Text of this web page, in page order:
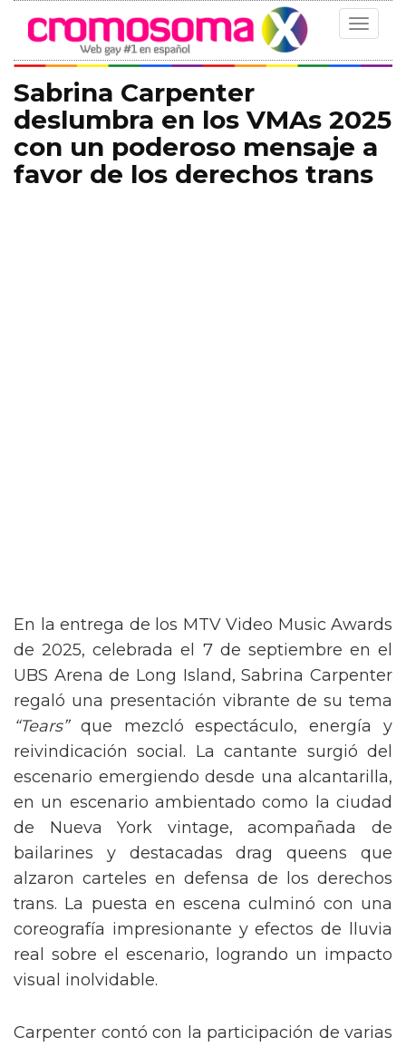
Toggle
Sabrina Carpenter
deslumbra en los VMAs 2025
con un poderoso mensaje a
favor de los derechos trans
En la entrega de los MTV Video Music Awards
de 2025, celebrada el 7 de septiembre en el
UBS Arena de Long Island, Sabrina Carpenter
regaló una presentación vibrante de su tema
“Tears”que mezcló espectáculo, energía y
reivindicación social. La cantante surgió del
escenario emergiendo desde una alcantarilla,
en un escenario ambientado como la ciudad
de Nueva York vintage, acompañada de
bailarines y destacadas drag queens que
alzaron carteles en defensa de los derechos
trans. La puesta en escena culminó con una
coreografía impresionante y efectos de lluvia
real sobre el escenario, logrando un impacto
visual inolvidable.
Carpenter contó con la participación de varias